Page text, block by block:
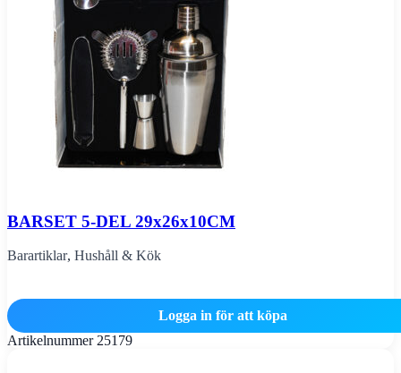
BARSET 5-DEL 29x26x10CM
Barartiklar, Hushåll & Kök
Logga in för att köpa
Artikelnummer 25179